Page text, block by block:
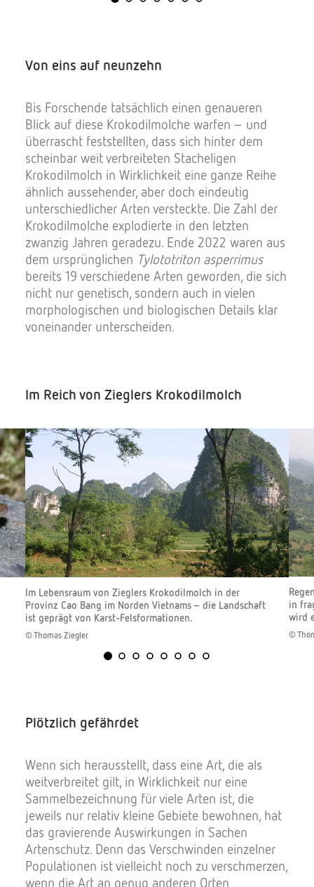
Von eins auf neunzehn
Bis Forschende tatsächlich einen genaueren
Blick auf diese Krokodilmolche warfen – und
überrascht feststellten, dass sich hinter dem
scheinbar weit verbreiteten Stacheligen
Krokodilmolch in Wirklichkeit eine ganze Reihe
ähnlich aussehender, aber doch eindeutig
unterschiedlicher Arten versteckte. Die Zahl der
Krokodilmolche explodierte in den letzten
zwanzig Jahren geradezu. Ende 2022 waren aus
dem ursprünglichen Tylototriton asperrimus
bereits 19 verschiedene Arten geworden, die sich
nicht nur genetisch, sondern auch in vielen
morphologischen und biologischen Details klar
voneinander unterscheiden.
Im Reich von Zieglers Krokodilmolch
Im Lebensraum von Zieglers Krokodilmolch in der
Provinz Cao Bang im Norden Vietnams – die Landschaft
ist geprägt von Karst-Felsformationen.
© Thomas Ziegler
in
wird
©
Plötzlich gefährdet
Wenn sich herausstellt, dass eine Art, die als
weitverbreitet gilt, in Wirklichkeit nur eine
Sammelbezeichnung für viele Arten ist, die
jeweils nur relativ kleine Gebiete bewohnen, hat
das gravierende Auswirkungen in Sachen
Artenschutz. Denn das Verschwinden einzelner
Populationen ist vielleicht noch zu verschmerzen,
wenn die Art an genug anderen Orten